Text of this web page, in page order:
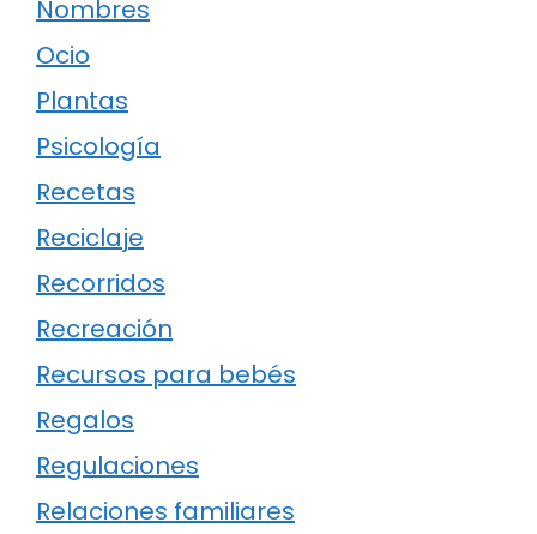
Nombres
Ocio
Plantas
Psicología
Recetas
Reciclaje
Recorridos
Recreación
Recursos para bebés
Regalos
Regulaciones
Relaciones familiares